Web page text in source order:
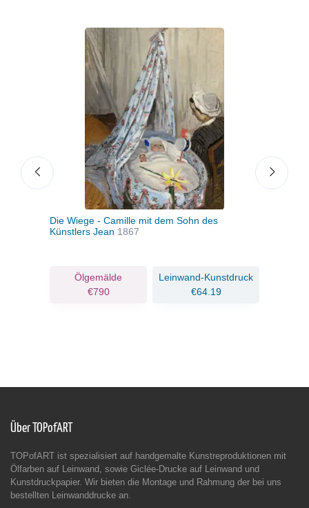
Die Wiege - Camille mit dem Sohn des
Künstlers Jean 1867
Ölgemälde
€790
Leinwand-Kunstdruck
€64.19
Über TOPofART
TOPofART ist spezialisiert auf handgemalte Kunstreproduktionen mit
Ölfarben auf Leinwand, sowie Giclée-Drucke auf Leinwand und
Kunstdruckpapier. Wir bieten die Montage und Rahmung der bei uns
bestellten Leinwanddrucke an.